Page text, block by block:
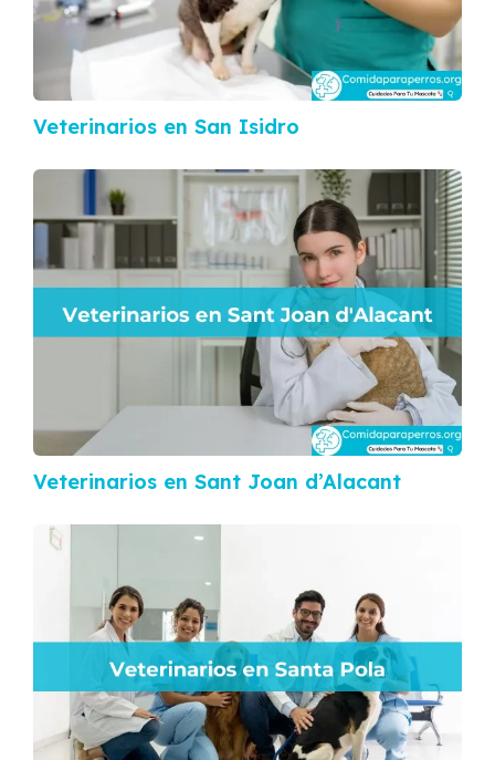
Veterinarios en San Isidro
Veterinarios en Sant Joan d’Alacant